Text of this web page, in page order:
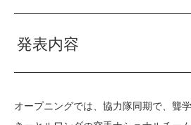
発表内容
オープニングでは、協力隊同期で、聾